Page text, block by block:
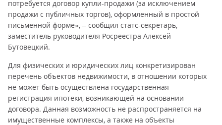
потребуется договор купли-продажи (за исключением
продажи с публичных торгов), оформленный в простой
письменной форме», – сообщил статс-секретарь,
заместитель руководителя Росреестра Алексей
Бутовецкий.
Для физических и юридических лиц конкретизирован
перечень объектов недвижимости, в отношении которых
не может быть осуществлена государственная
регистрация ипотеки, возникающей на основании
договора. Данная возможность не распространяется на
имущественные комплексы, а также на объекты